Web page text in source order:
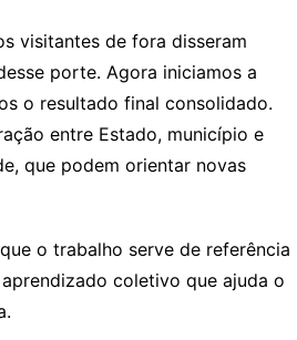
visitantes de fora disseram
porte. Agora iniciamos a
o resultado final consolidado.
entre Estado, município e
que podem orientar novas
o trabalho serve de referência
coletivo que ajuda o